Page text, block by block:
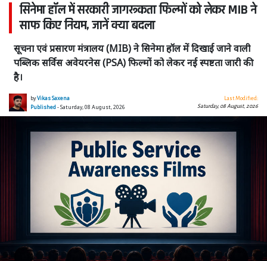
सिनेमा हॉल में सरकारी जागरूकता फिल्मों को लेकर MIB ने
साफ किए नियम, जानें क्या बदला
सूचना एवं प्रसारण मंत्रालय (MIB) ने सिनेमा हॉल में दिखाई जाने वाली
पब्लिक सर्विस अवेयरनेस (PSA) फिल्मों को लेकर नई स्पष्टता जारी की
है।
byVikas Saxena
Published- Saturday, 08 August, 2026
Last Modified:
Saturday, 08 August, 2026